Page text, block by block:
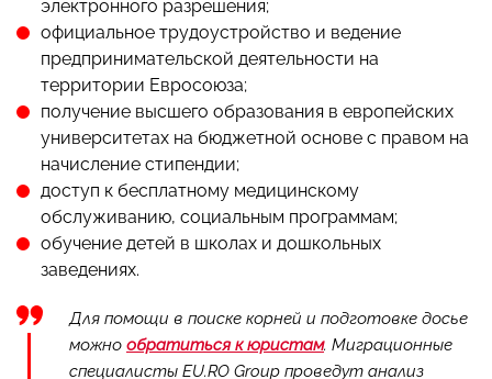
электронного разрешения;
официальное трудоустройство и ведение
предпринимательской деятельности на
территории Евросоюза;
получение высшего образования в европейских
университетах на бюджетной основе с правом на
начисление стипендии;
доступ к бесплатному медицинскому
обслуживанию, социальным программам;
обучение детей в школах и дошкольных
заведениях.
Для помощи в поиске корней и подготовке досье
можно обратиться к юристам. Миграционные
специалисты EU.RO Group проведут анализ